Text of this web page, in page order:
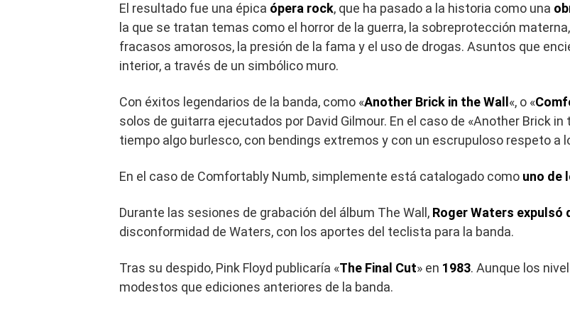
El resultado fue una épica ópera rock, que ha pasado a la historia como una
la que se tratan temas como el horror de la guerra, la sobreprotección
fracasos amorosos, la presión de la fama y el uso de drogas. Asuntos que
interior, a través de un simbólico muro.
Con éxitos legendarios de la banda, como «Another Brick in the Wall «, o «
solos de guitarra ejecutados por David Gilmour. En el caso de «Another Brick
tiempo algo burlesco, con bendings extremos y con un escrupuloso respeto a
En el caso de Comfortably Numb, simplemente está catalogado como uno de
Durante las sesiones de grabación del álbum The Wall, Roger Waters expulsó
disconformidad de Waters, con los aportes del teclista para la banda.
Tras su despido, Pink Floyd publicaría «The Final Cut» en 1983. Aunque los
modestos que ediciones anteriores de la banda.